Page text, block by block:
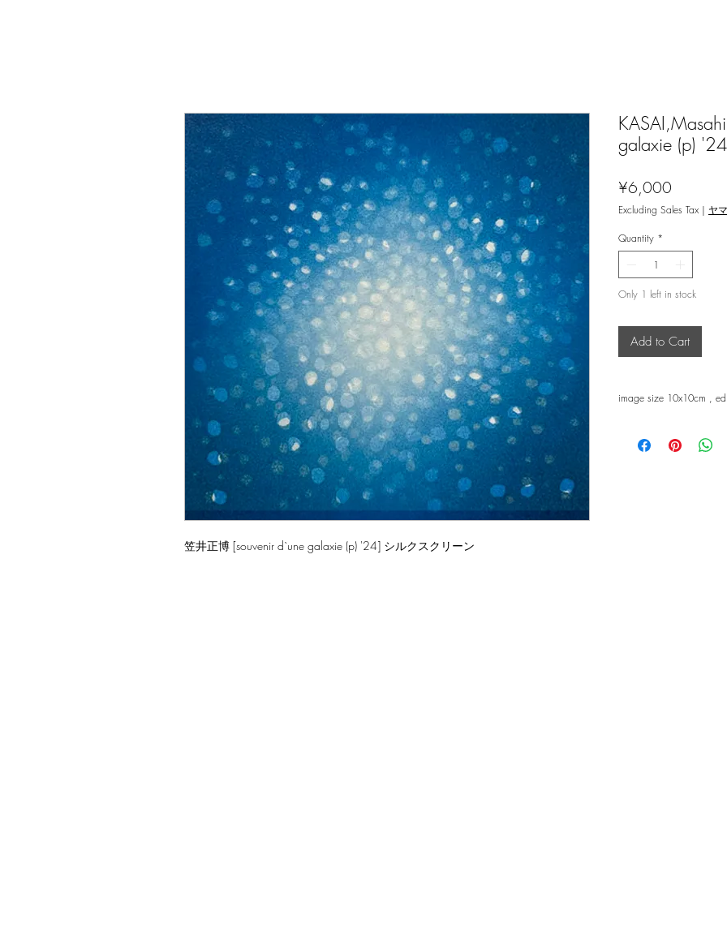
笠井正博 [souvenir d`une galaxie (p) '24] シルクスクリーン
galaxie (p)
¥6,000
Excluding Sales Tax | ヤ
Quantity *
Only 1 left in stock
Add to Cart
image size 10x10cm ,